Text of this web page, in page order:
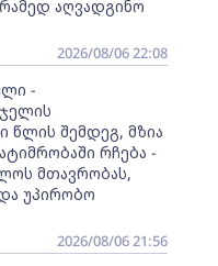
აღვადგინო
2026/08/06 22:08
-
წლის შემდეგ, მზია
რჩება -
მთავრობას,
უპირობო
2026/08/06 21:56